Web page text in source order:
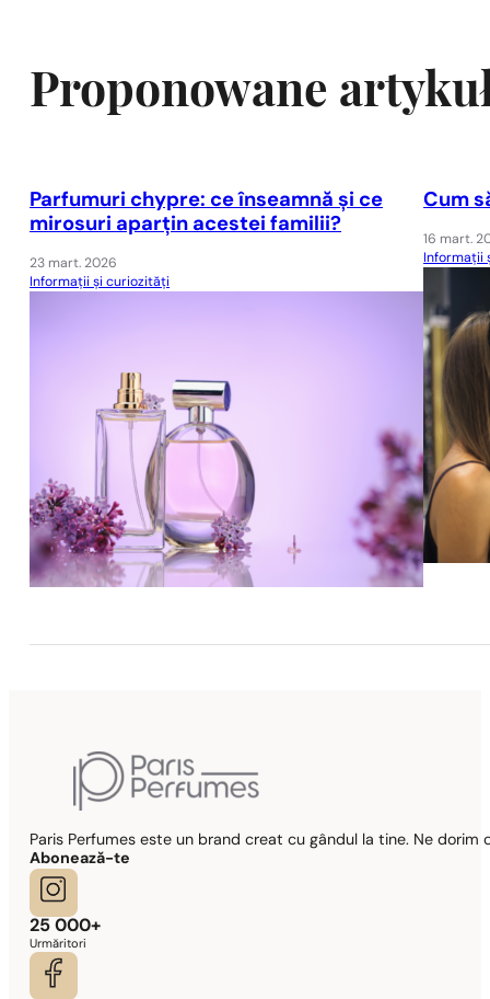
Proponowane
Parfumuri chypre: ce înseamnă și ce
mirosuri aparțin acestei familii?
23 mart. 2026
Informații și curiozități
Cum
16 mart.
Informații
Paris Perfumes este un brand creat cu gândul la tine. Ne
Abonează-te
25 000+
Urmăritori